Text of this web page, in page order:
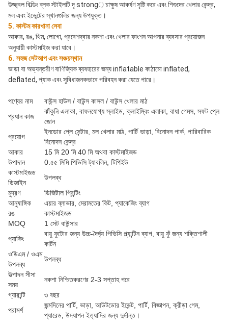
উজ্জ্বল বিল্ডিং ব্লক স্টাইলটি দৃ strong় চাক্ষুষ আকর্ষণ সৃষ্টি করে এবং শিশুদের খেলার কেন্দ্র,
মল এবং ইভেন্টের স্থানগুলির জন্য উপযুক্ত।
5. কাস্টম কারখানা সেবা
আকার, রঙ, থিম, লোগো, প্রবেশদ্বার নকশা এবং খেলার ফাংশন আপনার ব্যবসার প্রয়োজন
অনুযায়ী কাস্টমাইজ করা যাবে।
6. সহজ সেটআপ এবং সঞ্চয়স্থান
ভাড়া বা অভ্যন্তরীণ বাণিজ্যিক ব্যবহারের জন্য inflatable কাঠামো inflated,
deflated, প্যাক এবং সুবিধাজনকভাবে পরিবহন করা যেতে পারে।
পণ্যের নাম
বাউন্স হাউস / বাউন্স কাসল / বাউন্স খেলার মাঠ
প্রধান কাজ
ঝাঁকুনি এলাকা, বাফনযোগ্য স্লাইড, ক্লাইম্বিং এলাকা, বাধা গেমস, সফট প্লে
জোন
প্রয়োগ
ইনডোর প্লে সেন্টার, মল খেলার মাঠ, পার্টি ভাড়া, বিনোদন পার্ক, পারিবারিক
বিনোদন কেন্দ্র
আকার
15 মি 20 মি 40 মি অথবা কাস্টমাইজড
উপাদান
0.৫৫ মিমি পিভিসি ট্যাবলিন, টিপিইউ
কাস্টমাইজড
ডিজাইন
উপলব্ধ
মুদ্রণ
ডিজিটাল প্রিন্টিং
আনুষাঙ্গিক
এয়ার ব্লাভার, মেরামতের কিট, প্যাকেজিং ব্যাগ
রঙ
কাস্টমাইজড
MOQ
1 সেট বাউন্সার
প্যাকিং
বায়ু ফুটোর জন্য উচ্চ-দৈর্ঘ্য পিভিসি প্ল্যান্টিন ব্যাগ, বায়ু ফুঁ জন্য শক্তিশালী
কার্টন
ওডিএম / ওএম
উপলব্ধ
উপলব্ধ
উত্পাদন সীসা
সময়
নকশা নিশ্চিতকরণের 2-3 সপ্তাহ পরে
গ্যারান্টি
৩ বছর
পরামর্শ
জন্মদিনের পার্টি, ভাড়া, আউটডোর ইভেন্ট, পার্টি, বিজ্ঞাপন, ক্রীড়া গেম,
প্যারেড, উদযাপন ইত্যাদির জন্য দুর্দান্ত।